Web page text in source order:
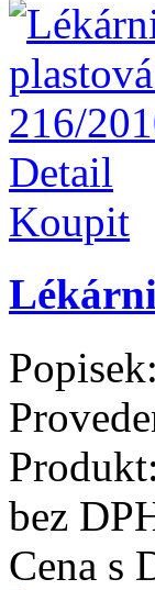
Detail
Koupit
Popisek:
Produkt:
bez
Cena s